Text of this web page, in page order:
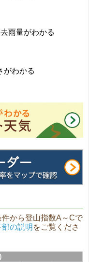
雨量がわかる
がわかる
から登山指数A～Cで
の説明 をご覧くださ